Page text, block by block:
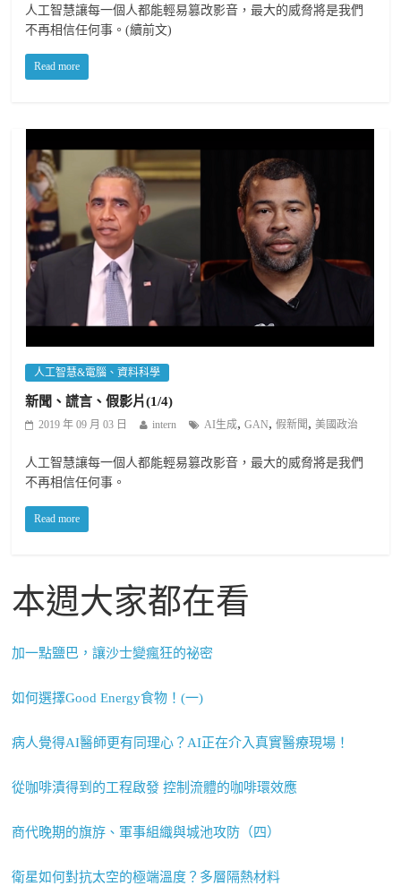
人工智慧讓每一個人都能輕易篡改影音，最大的威脅將是我們
不再相信任何事。(續前文)
Read more
人工智慧&電腦、資料科學
新聞、謊言、假影片(1/4)
2019 年 09 月 03 日 intern AI生成,GAN,假新聞 ,美國政治
人工智慧讓每一個人都能輕易篡改影音，最大的威脅將是我們
不再相信任何事。
Read more
本週大家都在看
加一點鹽巴，讓沙士變瘋狂的祕密
如何選擇Good Energy食物！(一)
病人覺得AI醫師更有同理心？AI正在介入真實醫療現場！
從咖啡漬得到的工程啟發 控制流體的咖啡環效應
商代晚期的旗斿、軍事組織與城池攻防（四）
衛星如何對抗太空的極端溫度？多層隔熱材料